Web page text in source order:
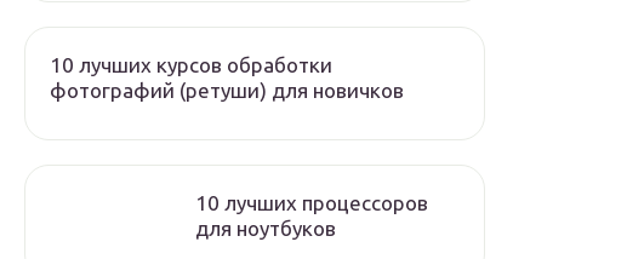
10 лучших курсов обработки
фотографий (ретуши) для новичков
10 лучших процессоров
для ноутбуков